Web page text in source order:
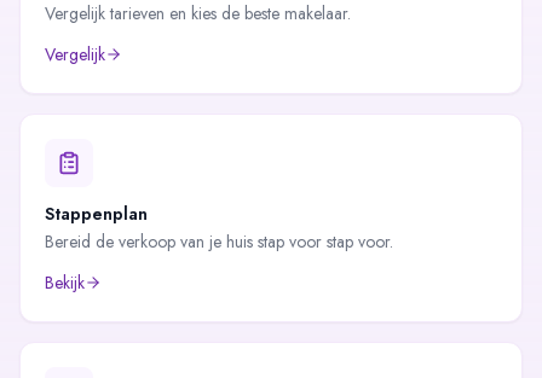
Vergelijk tarieven en kies de beste makelaar.
Vergelijk
Stappenplan
Bereid de verkoop van je huis stap voor stap voor.
Bekijk